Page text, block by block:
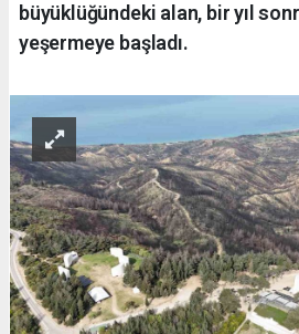
büyüklüğündeki alan, bir yıl
yeşermeye başladı.